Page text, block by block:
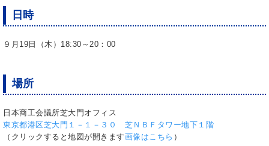
日時
９月19日（木）18:30～20：00
場所
日本商工会議所芝大門オフィス
東京都港区芝大門１－１－３０ 芝ＮＢＦタワー地下１階
（クリックすると地図が開きます画像はこちら ）